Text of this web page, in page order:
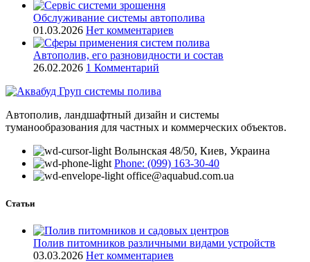
Обслуживание системы автополива
01.03.2026 Нет комментариев
Автополив, его разновидности и состав
26.02.2026 1 Комментарий
Автополив, ландшафтный дизайн и системы
туманообразования для частных и коммерческих объектов.
Волынская 48/50, Киев, Украина
Phone: (099) 163-30-40
office@aquabud.com.ua
Статьи
Полив питомников различными видами устройств
03.03.2026 Нет комментариев